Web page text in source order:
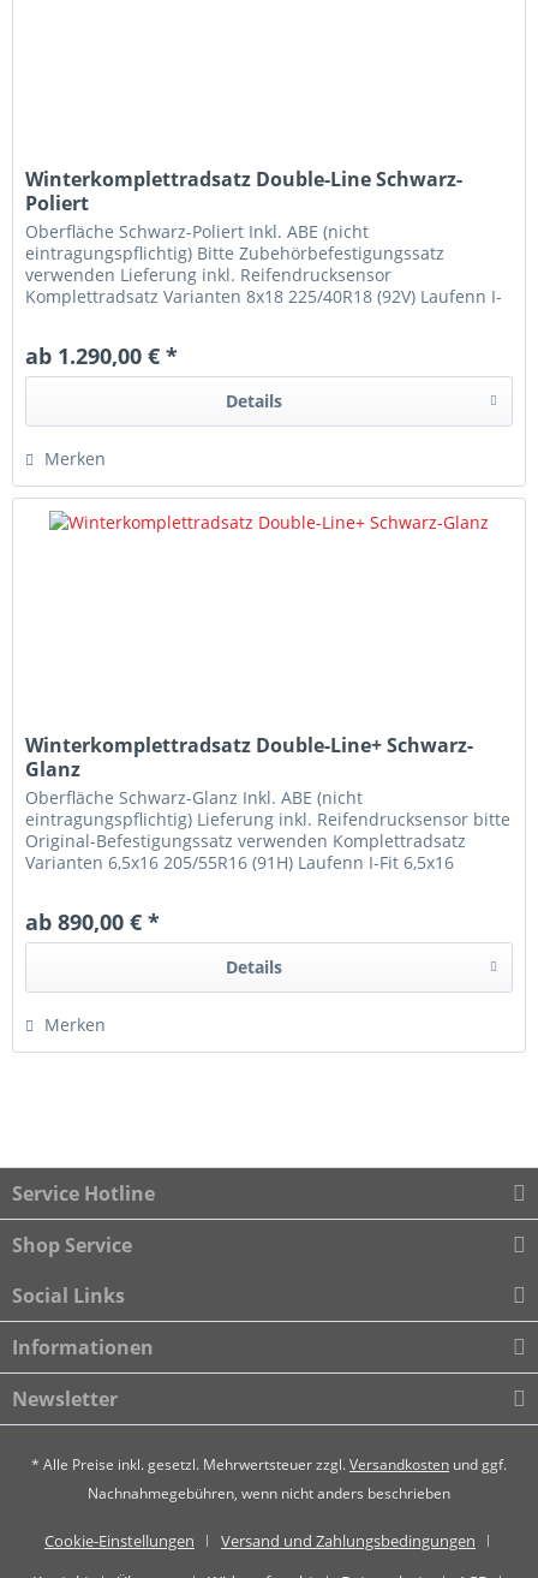
Winterkomplettradsatz Double-Line Schwarz-
Poliert
Oberfläche Schwarz-Poliert Inkl. ABE (nicht
eintragungspflichtig) Bitte Zubehörbefestigungssatz
verwenden Lieferung inkl. Reifendrucksensor
Komplettradsatz Varianten 8x18 225/40R18 (92V) Laufenn I-
ab 1.290,00 € *
Details
Merken
Winterkomplettradsatz Double-Line+ Schwarz-
Glanz
Oberfläche Schwarz-Glanz Inkl. ABE (nicht
eintragungspflichtig) Lieferung inkl. Reifendrucksensor bitte
Original-Befestigungssatz verwenden Komplettradsatz
Varianten 6,5x16 205/55R16 (91H) Laufenn I-Fit 6,5x16
ab 890,00 € *
Details
Merken
Service Hotline
Shop Service
Social Links
Informationen
Newsletter
* Alle Preise inkl. gesetzl. Mehrwertsteuer zzgl.Versandkosten und ggf.
Nachnahmegebühren, wenn nicht anders beschrieben
Cookie-Einstellungen
Versand und Zahlungsbedingungen